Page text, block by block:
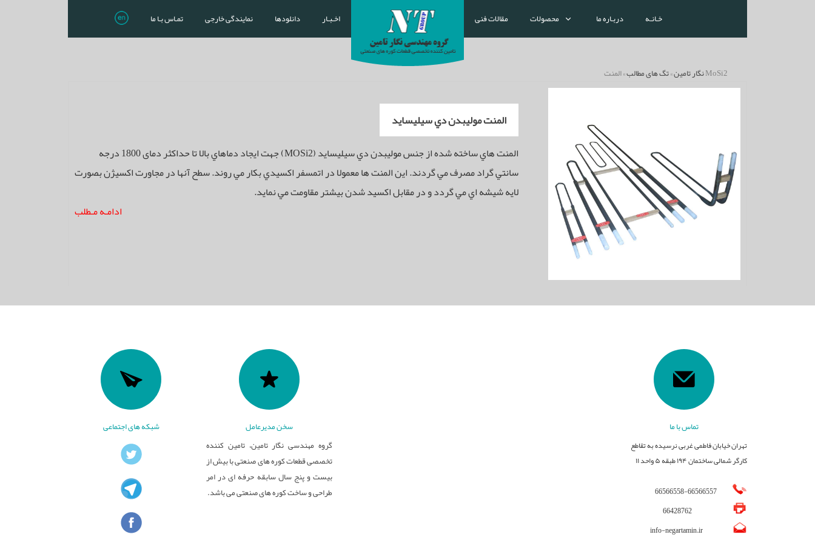
تمـاس بـا ما نمایندگی خارجی دانلودها اخـبـار مقالات فنی محصولات دربـاره ما خـانـه
نگار تامین»تگ های مطالب » المنت MoSi2
المنت موليبدن دي سيليسايد
المنت هاي ساخته شده از جنس موليبدن دي سيليسايد (MOSi2) جهت ايجاد دماهاي بالا تا حداكثر دمای 1800 درجه
سانتي گراد مصرف مي گردند. اين المنت ها معمولا در اتمسفر اكسيدي بكار مي روند. سطح آنها در مجاورت اكسيژن بصورت
لايه شيشه اي مي گردد و در مقابل اكسيد شدن بيشتر مقاومت مي نمايد.
ادامـه مـطلب
شبکه های اجتماعی
سخن مدیرعامل
گروه مهندسی نگار تامین، تامین کننده
تخصصی قطعات کوره های صنعتی با بیش از
بیست و پنج سال سابقه حرفه ای در امر
طراحی و ساخت کوره های صنعتی می باشد.
تماس با ما
تهران خیابان فاطمی غربی نرسیده به تقاطع
کارگر شمالی ساختمان ۱۹۴ طبقه ۵ واحد ۱۱
66566558-66566557
66428762
info-negartamin.ir